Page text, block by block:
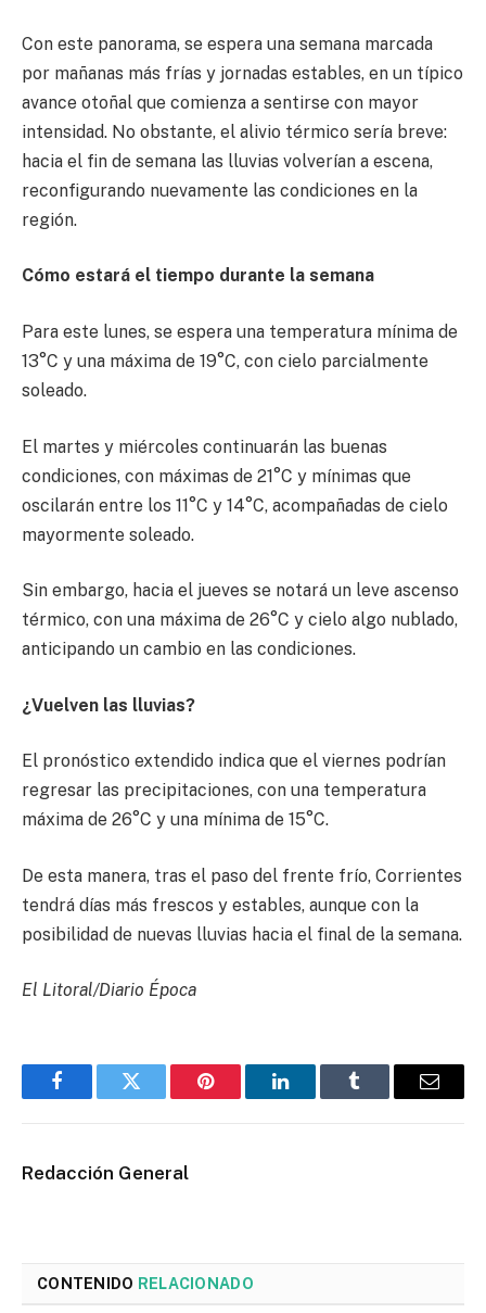
Con este panorama, se espera una semana marcada
por mañanas más frías y jornadas estables, en un típico
avance otoñal que comienza a sentirse con mayor
intensidad. No obstante, el alivio térmico sería breve:
hacia el fin de semana las lluvias volverían a escena,
reconfigurando nuevamente las condiciones en la
región.
Cómo estará el tiempo durante la semana
Para este lunes, se espera una temperatura mínima de
13°C y una máxima de 19°C, con cielo parcialmente
soleado.
El martes y miércoles continuarán las buenas
condiciones, con máximas de 21°C y mínimas que
oscilarán entre los 11°C y 14°C, acompañadas de cielo
mayormente soleado.
Sin embargo, hacia el jueves se notará un leve ascenso
térmico, con una máxima de 26°C y cielo algo nublado,
anticipando un cambio en las condiciones.
¿Vuelven las lluvias?
El pronóstico extendido indica que el viernes podrían
regresar las precipitaciones, con una temperatura
máxima de 26°C y una mínima de 15°C.
De esta manera, tras el paso del frente frío, Corrientes
tendrá días más frescos y estables, aunque con la
posibilidad de nuevas lluvias hacia el final de la semana.
El Litoral/Diario Época
FacebookTwitter Pinterest LinkedInTumblr Email
Redacción General
CONTENIDO RELACIONADO